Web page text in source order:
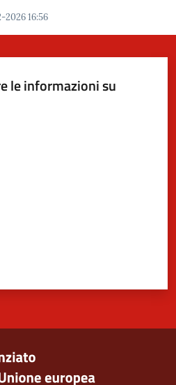
2026 16:56
le informazioni su